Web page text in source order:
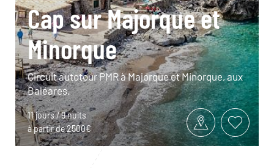
Cap sur Majorque et
Minorque
Circuit autotour PMR à Majorque et Minorque, aux
Baléares.
11 jours / 9 nuits
à partir de 2500€